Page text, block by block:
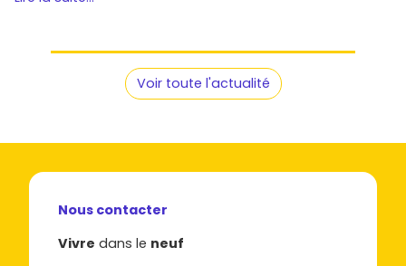
Voir toute l'actualité
Nous contacter
Vivre dans le neuf